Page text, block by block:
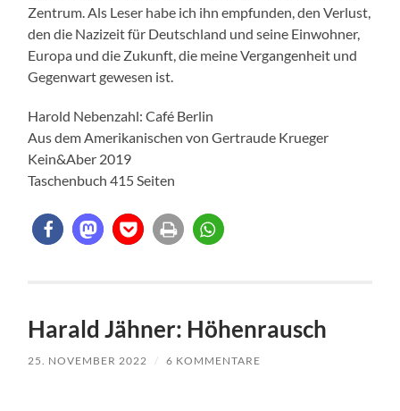
Zentrum. Als Leser habe ich ihn empfunden, den Verlust,
den die Nazizeit für Deutschland und seine Einwohner,
Europa und die Zukunft, die meine Vergangenheit und
Gegenwart gewesen ist.
Harold Nebenzahl: Café Berlin
Aus dem Amerikanischen von Gertraude Krueger
Kein&Aber 2019
Taschenbuch 415 Seiten
Harald Jähner: Höhenrausch
25. NOVEMBER 2022 / 6 KOMMENTARE